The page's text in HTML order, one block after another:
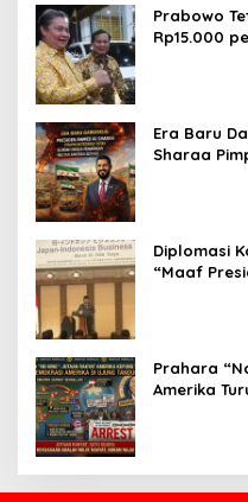
Prabowo
Rp15.000
Era Baru
Sharaa
Diplomasi
“Maaf
Prahara
Amerika